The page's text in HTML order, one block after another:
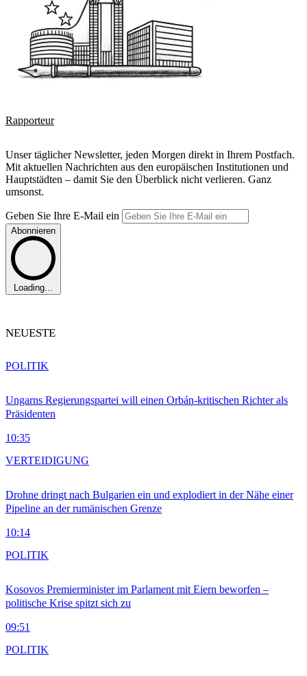
Rapporteur
Unser täglicher Newsletter, jeden Morgen direkt in Ihrem Postfach.
Mit aktuellen Nachrichten aus den europäischen Institutionen und
Hauptstädten – damit Sie den Überblick nicht verlieren. Ganz
umsonst.
Geben Sie Ihre E-Mail ein
Abonnieren
Loading...
NEUESTE
Ungarns Regierungspartei will einen Orbán-kritischen Richter als
Präsidenten
10:35
POLITIK
Drohne dringt nach Bulgarien ein und explodiert in der Nähe einer
Pipeline an der rumänischen Grenze
10:14
VERTEIDIGUNG
Kosovos Premierminister im Parlament mit Eiern beworfen –
politische Krise spitzt sich zu
09:51
POLITIK
POLITIK